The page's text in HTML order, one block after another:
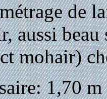
de
aussi
mohair)
1,70